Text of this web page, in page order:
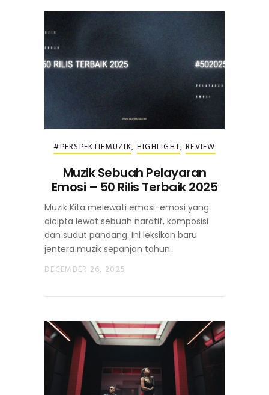
#PERSPEKTIFMUZIK, HIGHLIGHT, REVIEW
Muzik Sebuah Pelayaran
Emosi – 50 Rilis Terbaik 2025
Muzik Kita melewati emosi-emosi yang
dicipta lewat sebuah naratif, komposisi
dan sudut pandang. Ini leksikon baru
jentera muzik sepanjan tahun.
DECEMBER 26, 2025